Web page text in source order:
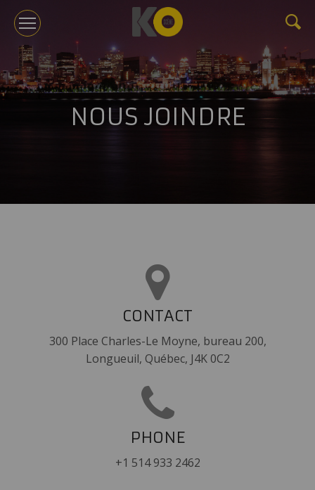
KOTV
BILLETTERIE
NOUS JOINDRE
NOUS JOINDRE
CONTACT
300 Place Charles-Le Moyne, bureau 200,
Longueuil, Québec, J4K 0C2
PHONE
+1 514 933 2462